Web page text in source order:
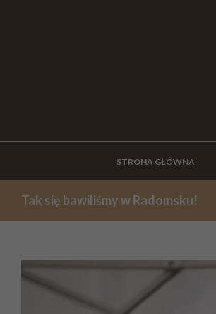
STRONA GŁÓWNA
Tak się bawiliśmy w Radomsku!
Larger